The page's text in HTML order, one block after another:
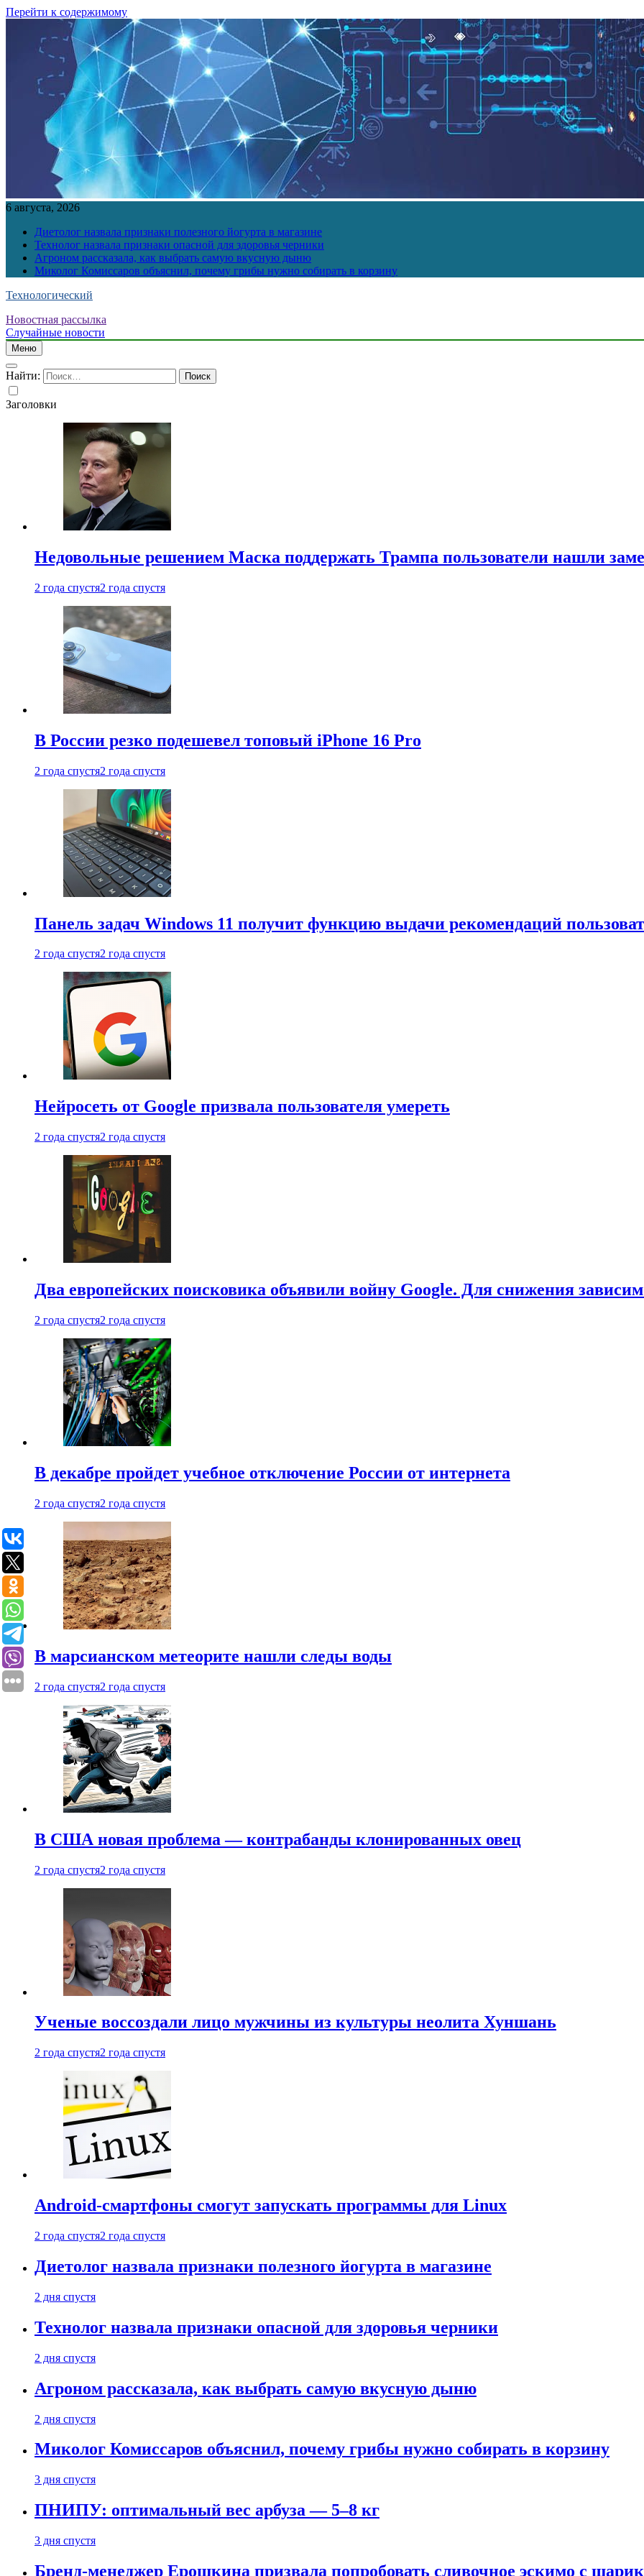
Перейти к содержимому
6 августа, 2026
Диетолог назвала признаки полезного йогурта в магазине
Технолог назвала признаки опасной для здоровья черники
Агроном рассказала, как выбрать самую вкусную дыню
Миколог Комиссаров объяснил, почему грибы нужно собирать в корзину
Технологический
Новостная рассылка
Случайные новости
Меню
Найти:
Заголовки
Недовольные решением Маска поддержать Трампа пользователи нашли
2 года спустя2 года спустя
В России резко подешевел топовый iPhone 16 Pro
2 года спустя2 года спустя
Панель задач Windows 11 получит функцию выдачи рекомендаций
2 года спустя2 года спустя
Нейросеть от Google призвала пользователя умереть
2 года спустя2 года спустя
Два европейских поисковика объявили войну Google. Для снижения
2 года спустя2 года спустя
В декабре пройдет учебное отключение России от интернета
2 года спустя2 года спустя
В марсианском метеорите нашли следы воды
2 года спустя2 года спустя
В США новая проблема — контрабанды клонированных овец
2 года спустя2 года спустя
Ученые воссоздали лицо мужчины из культуры неолита Хуншань
2 года спустя2 года спустя
Android-смартфоны смогут запускать программы для Linux
2 года спустя2 года спустя
Диетолог назвала признаки полезного йогурта в магазине
2 дня спустя
Технолог назвала признаки опасной для здоровья черники
2 дня спустя
Агроном рассказала, как выбрать самую вкусную дыню
2 дня спустя
Миколог Комиссаров объяснил, почему грибы нужно собирать в корзину
3 дня спустя
ПНИПУ: оптимальный вес арбуза — 5–8 кг
3 дня спустя
Бренд-менеджер Ерошкина призвала попробовать сливочное эскимо с